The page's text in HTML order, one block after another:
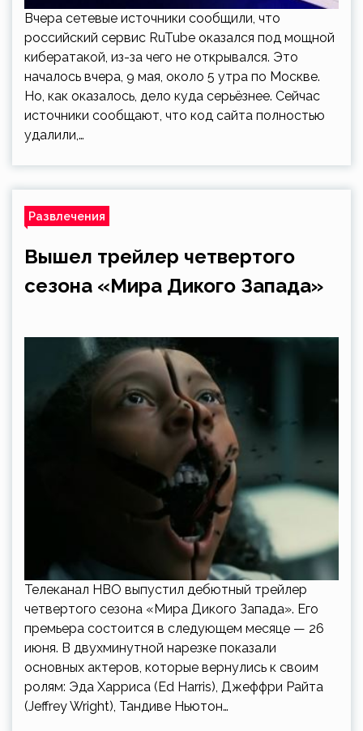
Вчера сетевые источники сообщили, что
российский сервис RuTube оказался под мощной
кибератакой, из-за чего не открывался. Это
началось вчера, 9 мая, около 5 утра по Москве.
Но, как оказалось, дело куда серьёзнее. Сейчас
источники сообщают, что код сайта полностью
удалили,…
Развлечения
Вышел трейлер четвертого
сезона «Мира Дикого Запада»
Телеканал HBO выпустил дебютный трейлер
четвертого сезона «Мира Дикого Запада». Его
премьера состоится в следующем месяце — 26
июня. В двухминутной нарезке показали
основных актеров, которые вернулись к своим
ролям: Эда Харриса (Ed Harris), Джеффри Райта
(Jeffrey Wright), Тандиве Ньютон…